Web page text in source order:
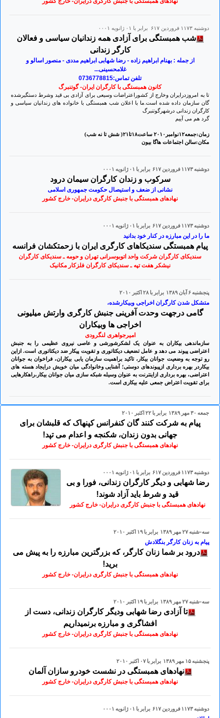
دوشنبه ۱۱۷۳ فروردين ۶۱۷ برابر با ۰۱ ژانويه ۰۰۰۱
شب همبستگی برای آزادی همه زندانیان سیاسی و فعالان
کارگر زندانی
از جمله : بهنام ابراهیم زاده - رضا شهابی ابراهیم مددی - منصور اسالو و
غلامحسینی...
تلفن تماس:0736778815
کانون همبستگی با کارگران ایران- گوتنبرگ
تا به امروزدرایران وخارج از کشوراعتراضات وسیعی برای آزادی بی قید وشرط دستگیرشده
گان سازمان داده شده است.ما با اعلان شب همبستگی با خانواده های زندانیان سیاسی و
کارگران زندانی درشهرگوتنبرگ
گرد هم می آییم
زمان:جمعه۱۲نوامبر۲٠۱٠ ساعت۱۸تا۲۱( شش تا نه شب)
مکان:سالن اجتماعات هاگا بیون
دوشنبه ۱۱۷۳ فروردين ۶۱۷ برابر با ۰۱ ژانويه ۰۰۰۱
سرکوب و زندان کارگران سیمان درود
نشانی از ضعف و استیصال حکومت جمهوری اسلامی
نهادهای همبستگی با جنبش کارگری درایران- خارج کشور
دوشنبه ۱۱۷۳ فروردين ۶۱۷ برابر با ۰۱ ژانويه ۰۰۰۱
ما را در این مبارزه در کنار خود بدانید
پیام همبستگی سندیکاهای کارگری ایران با زحمتکشان فرانسه
سندیکای کارگران شرکت واحد اتوبوسرانی تهران و حومه ـ سندیکای کارگران
نیشکر هفت تپه ـ سندیکای کارگران فلزکار مکانیک
پنجشنبه ۶ آبان ۱۳۸۹ برابر با ۲۸ اکتبر ۲۰۱۰
متشکل شدن کارگران اخراجی وبیکارشده،
گامی درجهت وحدت آفرینی جنبش کارگری وارتش میلیونی
اخراجی ها وبیکاران
امیرجواهری لنگرودی
سازماندهی بیکاران به عنوان یک لشکرشورشی و عاصی نیروی عظیمی را به جنبش
اعتراضی پیوند می دهد و عامل تضعیف دیکتاتوری و تقویت پیکار ضد دیکتاتوری است. ازاین
رو توجه به وضعیت جوانان بیکار، تاکید براهمیت سازمان یابی بیکاران، فراخوان به جوانان
بیکاردر بهره برداری ازپیوندهای دوستی؛ آشنایی وخانوادگی میان خویش درایجاد هسته های
اعتراضی، بهره برداری ازاینترنت به عنوان وسیله شبکه سازی میان جوانان بیکار،راهکارهایی
برای تقویت اعتراض جمعی علیه بیکاری است.
جمعه ۳۰ مهر ۱۳۸۹ برابر با ۲۲ اکتبر ۲۰۱۰
پیام به شرکت کنند گان کنفرانس کپنهاک که قلبشان برای
جهانی بدون زندان، شکنجه و اعدام می تپد!
نهادهای همبستگی با جنبش کارگری درایران- خارج کشور
دوشنبه ۱۱۷۳ فروردين ۶۱۷ برابر با ۰۱ ژانويه ۰۰۰۱
رضا شهابی و دیگر کارگران زندانی، فورا و بی
قید و شرط باید آزاد شوند!
نهادهای همبستگی با جنبش کارگری درایران- خارج کشور
سه-شنبه ۲۷ مهر ۱۳۸۹ برابر با ۱۹ اکتبر ۲۰۱۰
پیام به زنان کارگر بنگلادش
درود بر شما زنان کارگر، که بزرگترین مبارزه را به پیش می
برید!
نهادهای همبستگی با جنبش کارگری درایران- خارج کشور
سه-شنبه ۲۷ مهر ۱۳۸۹ برابر با ۱۹ اکتبر ۲۰۱۰
تا آزادی رضا شهابی ودیگر کارگران زندانی، دست از
افشاگری و مبارزه برنمیداریم
نهادهای همبستگی با جنبش کارگری درایران- خارج کشور
پنجشنبه ۱۵ مهر ۱۳۸۹ برابر با ۰۷ اکتبر ۲۰۱۰
نهادهای همبستگی در نشست خودرو سازان آلمان
نهادهای همبستگی با جنبش کارگری درایران- خارج کشور
دوشنبه ۱۱۷۳ فروردين ۶۱۷ برابر با ۰۱ ژانويه ۰۰۰۱